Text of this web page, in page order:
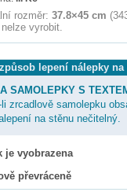
rozměr: 37.8×45 cm
vyrobit.
lepení nálepky na
SAMOLEPKY S
zrcadlově samolepku
na stěnu nečitelný.
je vyobrazena
převráceně